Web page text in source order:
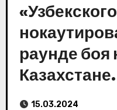
раунде боя
15.03.2024